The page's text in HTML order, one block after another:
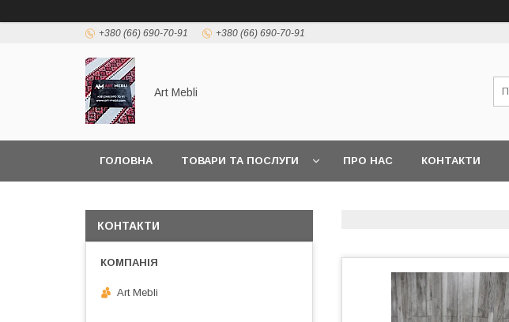
+380 (66) 690-70-91 +380 (66) 690-70-91
Art Mebli
ГОЛОВНА ТОВАРИ ТА ПОСЛУГИ ПРО НАС КОНТАКТИ
КОНТАКТИ
Art Mebli